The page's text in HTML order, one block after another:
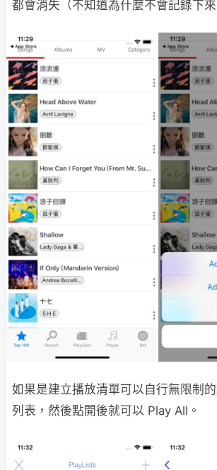
都會消失（不知道為什麼不會記錄下來
如果是建立播放清單可以自行無限制
列表，然後點開後就可以 Play All。